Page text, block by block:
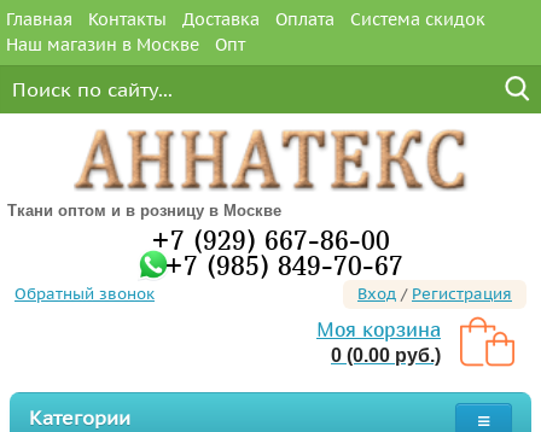
Главная Контакты Доставка Оплата
Система скидок
Наш магазин в Москве
Опт
Ткани оптом и в розницу в Москве
+7 (929) 667-86-00
+7 (985) 849-70-67
Обратный звонок Вход / Регистрация
Моя корзина
0 (0.00 руб.)
Категории